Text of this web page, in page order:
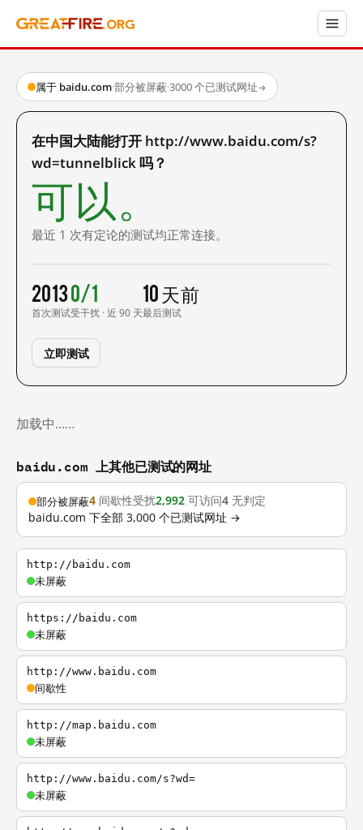
属于 baidu.com·部分被屏蔽·3000 个已测试网址→
在中国大陆能打开 http://www.baidu.com/s?
wd=tunnelblick 吗？
可以。
最近 1 次有定论的测试均正常连接。
2013
首次测试
0/1
受干扰 · 近 90 天
10 天前
最后测试
立即测试
加载中……
baidu.com 上其他已测试的网址
部分被屏蔽4 间歇性受扰2,992 可访问4 无判定
baidu.com 下全部 3,000 个已测试网址 →
http://baidu.com
未屏蔽
https://baidu.com
未屏蔽
http://www.baidu.com
间歇性
http://map.baidu.com
未屏蔽
http://www.baidu.com/s?wd=
未屏蔽